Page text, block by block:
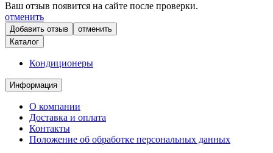
Ваш отзыв появится на сайте после проверки.
отменить
отменить
Каталог
Кондиционеры
Информация
О компании
Доставка и оплата
Контакты
Положение об обработке персональных данных